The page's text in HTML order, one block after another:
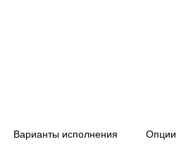
Варианты исполнения Опции